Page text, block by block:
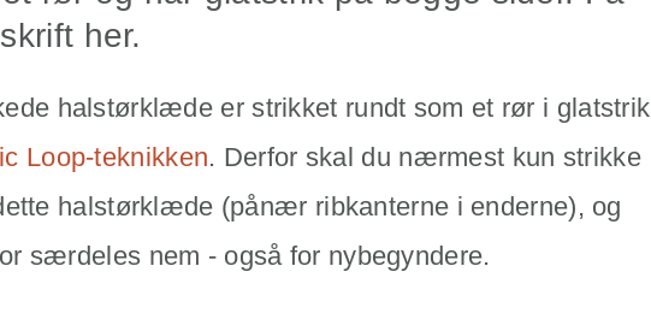
her.
halstørklæde er strikket rundt som et rør i glatstrik
Loop-teknikken. Derfor skal du nærmest kun strikke
halstørklæde (pånær ribkanterne i enderne), og
særdeles nem - også for nybegyndere.